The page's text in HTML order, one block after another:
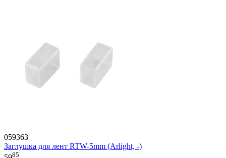
059363
Заглушка для лент RTW-5mm (Arlight, -)
85